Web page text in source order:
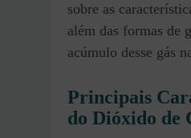
sobre as
além das formas de
acúmulo desse gás
Principais
do Dióxido de